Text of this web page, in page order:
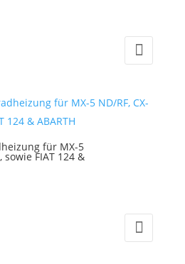
für MX-5
sowie FIAT 124 &